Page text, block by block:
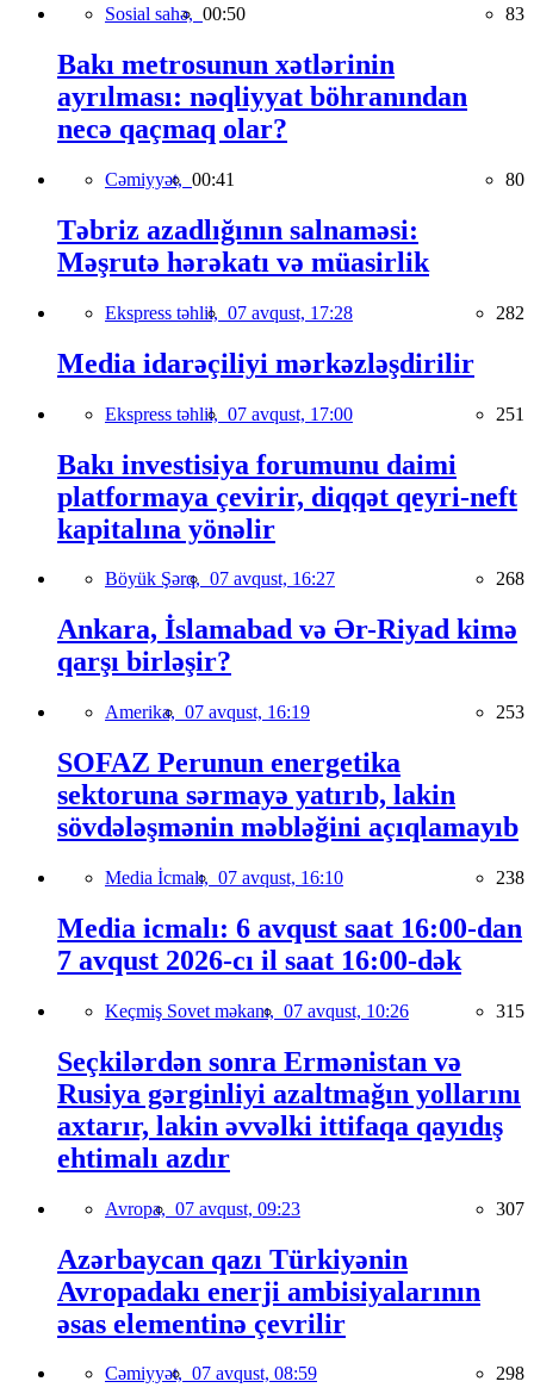
Sosial sahə, 00:50 83
Bakı metrosunun xətlərinin
ayrılması: nəqliyyat böhranından
necə qaçmaq olar?
Cəmiyyət, 00:41 80
Təbriz azadlığının salnaməsi:
Məşrutə hərəkatı və müasirlik
Ekspress təhlil, 07 avqust, 17:28 282
Media idarəçiliyi mərkəzləşdirilir
Ekspress təhlil, 07 avqust, 17:00 251
Bakı investisiya forumunu daimi
platformaya çevirir, diqqət qeyri-neft
kapitalına yönəlir
Böyük Şərq, 07 avqust, 16:27 268
Ankara, İslamabad və Ər-Riyad kimə
qarşı birləşir?
Amerika, 07 avqust, 16:19 253
SOFAZ Perunun energetika
sektoruna sərmayə yatırıb, lakin
sövdələşmənin məbləğini açıqlamayıb
Media İcmalı, 07 avqust, 16:10 238
Media icmalı: 6 avqust saat 16:00-dan
7 avqust 2026-cı il saat 16:00-dək
Keçmiş Sovet məkanı, 07 avqust, 10:26 315
Seçkilərdən sonra Ermənistan və
Rusiya gərginliyi azaltmağın yollarını
axtarır, lakin əvvəlki ittifaqa qayıdış
ehtimalı azdır
Avropa, 07 avqust, 09:23 307
Azərbaycan qazı Türkiyənin
Avropadakı enerji ambisiyalarının
əsas elementinə çevrilir
Cəmiyyət, 07 avqust, 08:59 298